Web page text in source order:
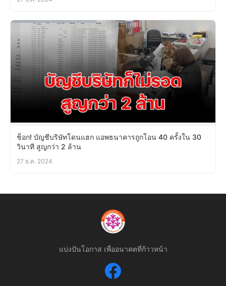
ช็อก! บัญชีบริษัทโดนแฮก แอพธนาคารถูกโอน 40 ครั้งใน 30
วินาที สูญกว่า 2 ล้าน
27 ธ.ค. 2024
แบ่งปันโอกาส เพื่ออนาคตที่ก้าวหน้า